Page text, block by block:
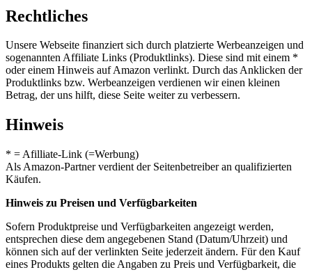
Rechtliches
Unsere Webseite finanziert sich durch platzierte Werbeanzeigen und
sogenannten Affiliate Links (Produktlinks). Diese sind mit einem *
oder einem Hinweis auf Amazon verlinkt. Durch das Anklicken der
Produktlinks bzw. Werbeanzeigen verdienen wir einen kleinen
Betrag, der uns hilft, diese Seite weiter zu verbessern.
Hinweis
* = Afilliate-Link (=Werbung)
Als Amazon-Partner verdient der Seitenbetreiber an qualifizierten
Käufen.
Hinweis zu Preisen und Verfügbarkeiten
Sofern Produktpreise und Verfügbarkeiten angezeigt werden,
entsprechen diese dem angegebenen Stand (Datum/Uhrzeit) und
können sich auf der verlinkten Seite jederzeit ändern. Für den Kauf
eines Produkts gelten die Angaben zu Preis und Verfügbarkeit, die